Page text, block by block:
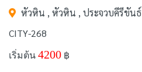
หัวหิน , หัวหิน , ประจวบคีรีขันธ์
CITY-268
เริ่มต้น 4200 ฿